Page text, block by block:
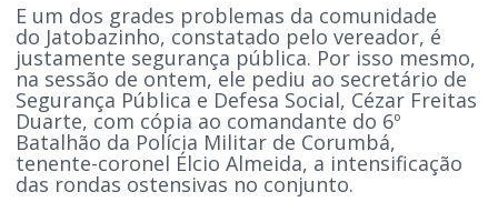
E um dos grades problemas da comunidade
do Jatobazinho, constatado pelo vereador, é
justamente segurança pública. Por isso mesmo,
na sessão de ontem, ele pediu ao secretário de
Segurança Pública e Defesa Social, Cézar Freitas
Duarte, com cópia ao comandante do 6º
Batalhão da Polícia Militar de Corumbá,
tenente-coronel Élcio Almeida, a intensificação
das rondas ostensivas no conjunto.